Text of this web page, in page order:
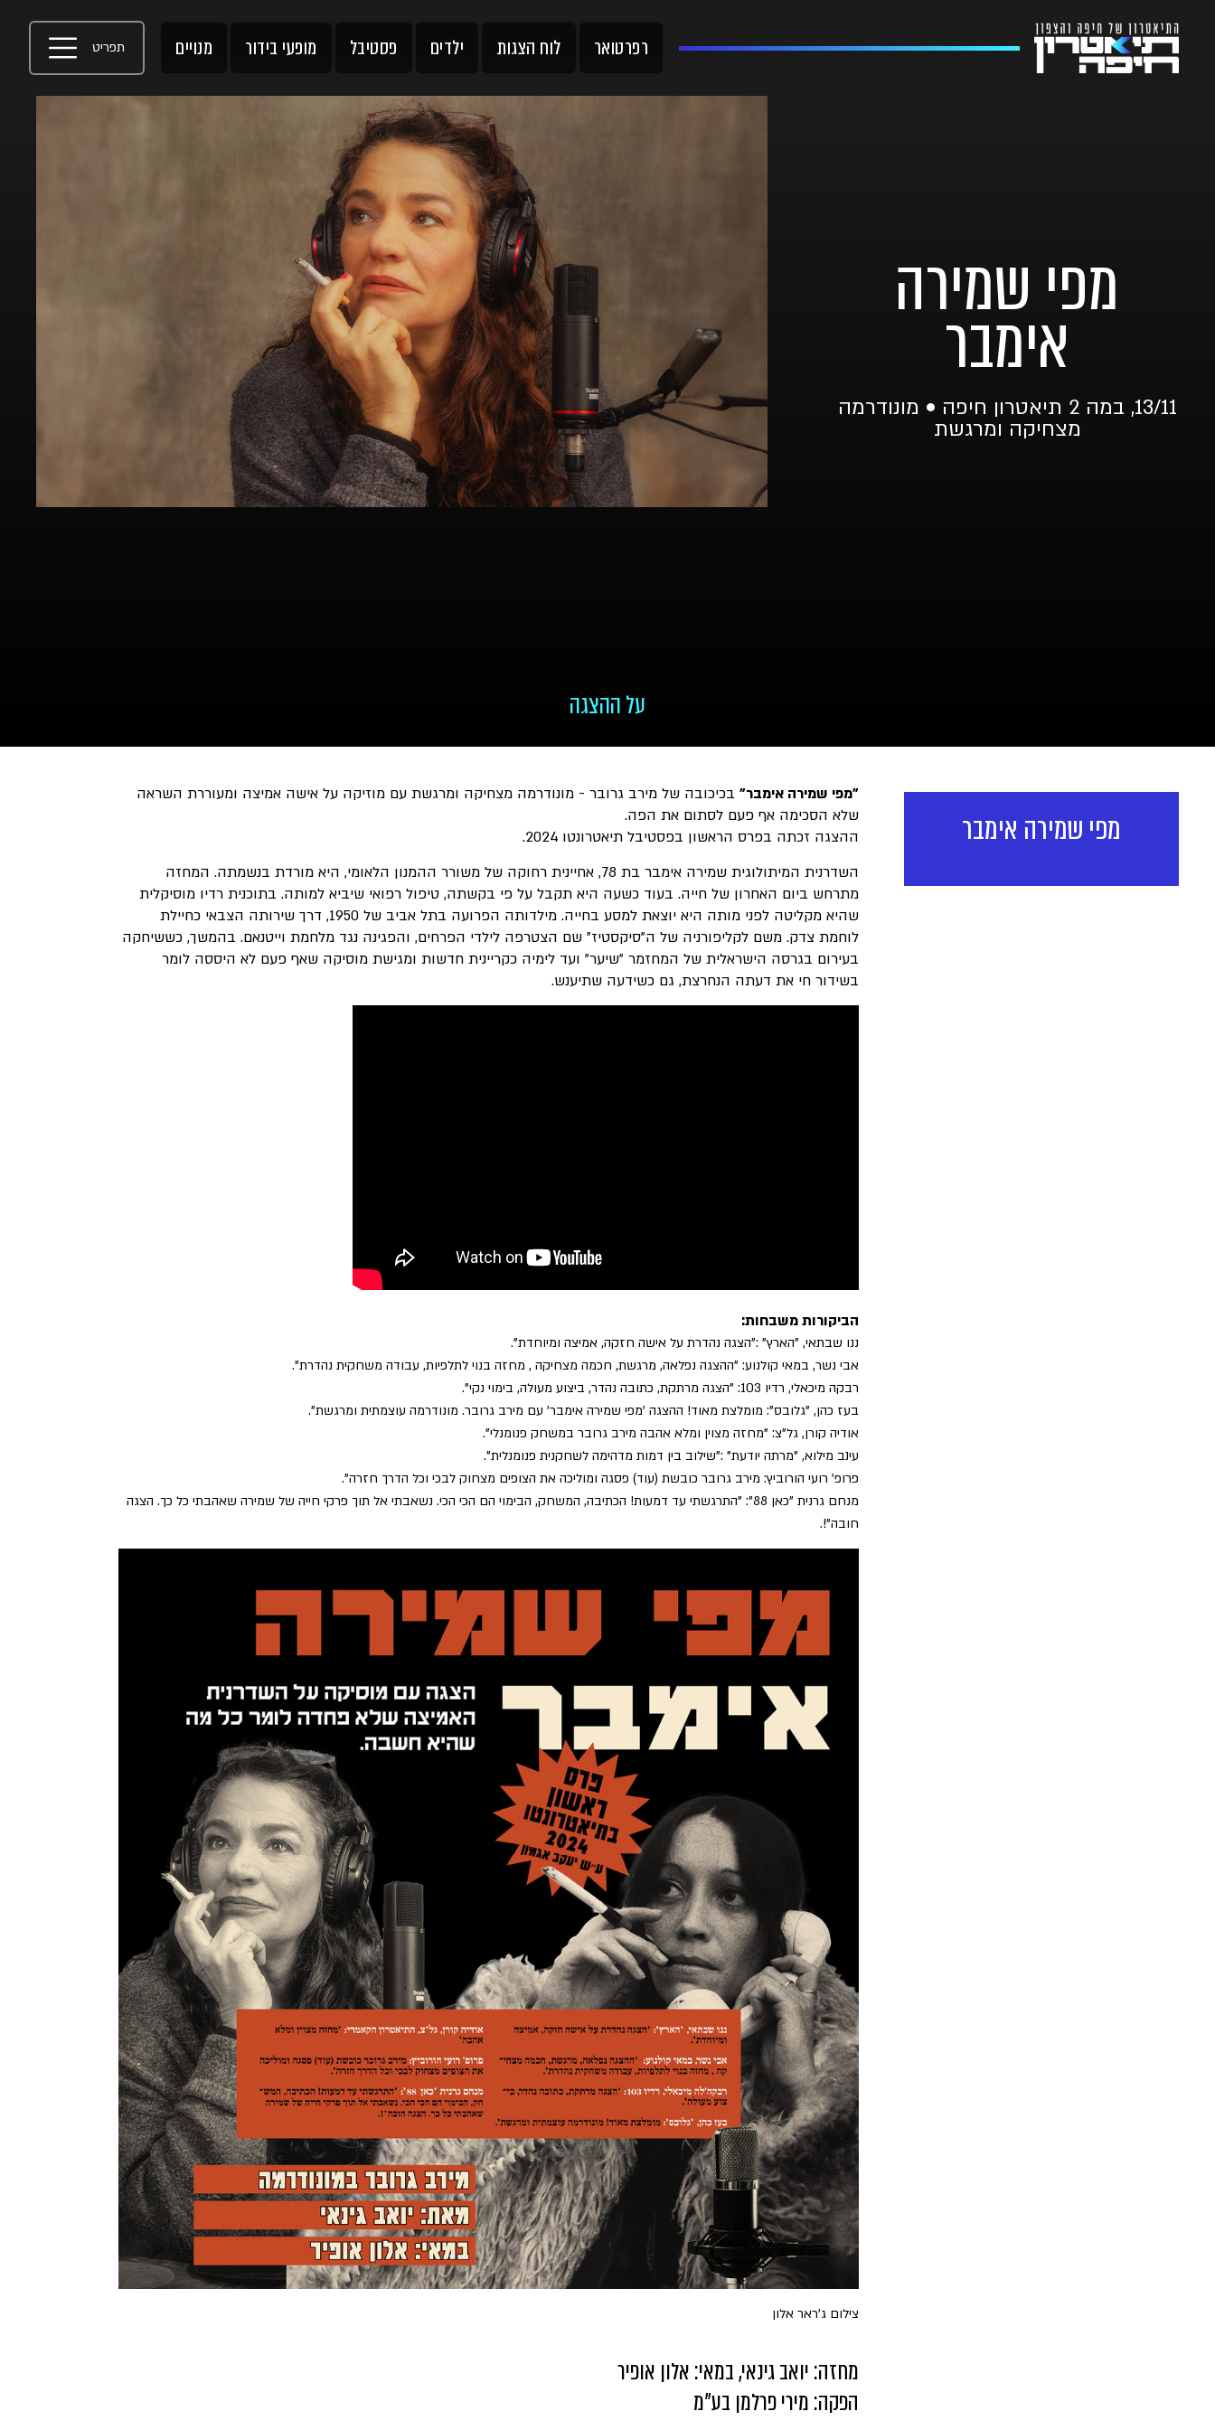
רפרטואר לוח הצגות ילדים פסטיבל מופעי בידור מנויים תפריט
מפי שמירה
אימבר
13/11, במה 2 תיאטרון חיפה • מונודרמה
מצחיקה ומרגשת
על ההצגה
מפי שמירה אימבר
"מפי שמירה אימבר" בכיכובה של מירב גרובר - מונודרמה מצחיקה ומרגשת עם מוזיקה על אישה אמיצה ומעוררת השראה
שלא הסכימה אף פעם לסתום את הפה.
ההצגה זכתה בפרס הראשון בפסטיבל תיאטרונטו 2024.
השדרנית המיתולוגית שמירה אימבר בת 78, אחיינית רחוקה של משורר ההמנון הלאומי, היא מורדת בנשמתה. המחזה
מתרחש ביום האחרון של חייה. בעוד כשעה היא תקבל על פי בקשתה, טיפול רפואי שיביא למותה. בתוכנית רדיו מוסיקלית
שהיא מקליטה לפני מותה היא יוצאת למסע בחייה. מילדותה הפרועה בתל אביב של 1950, דרך שירותה הצבאי כחיילת
לוחמת צדק. משם לקליפורניה של ה"סיקסטיז" שם הצטרפה לילדי הפרחים, והפגינה נגד מלחמת וייטנאם. בהמשך, כששיחקה
בעירום בגרסה הישראלית של המחזמר "שיער" ועד לימיה כקריינית חדשות ומגישת מוסיקה שאף פעם לא היססה לומר
בשידור חי את דעתה הנחרצת, גם כשידעה שתיענש.
הביקורות משבחות:
ננו שבתאי, "הארץ" :"הצגה נהדרת על אישה חזקה, אמיצה ומיוחדת".
אבי נשר, במאי קולנוע: "ההצגה נפלאה, מרגשת, חכמה מצחיקה , מחזה בנוי לתלפיות, עבודה משחקית נהדרת".
רבקה מיכאלי, רדיו 103: "הצגה מרתקת, כתובה נהדר, ביצוע מעולה, בימוי נקי".
בעז כהן, "גלובס": מומלצת מאוד! ההצגה 'מפי שמירה אימבר' עם מירב גרובר. מונודרמה עוצמתית ומרגשת".
אודיה קורן, גל"צ: "מחזה מצוין ומלא אהבה מירב גרובר במשחק פנומנלי".
עינב מילוא, "מרתה יודעת" :"שילוב בין דמות מדהימה לשחקנית פנומנלית".
פרופ' רועי הורוביץ: מירב גרובר כובשת (עוד) פסגה ומוליכה את הצופים מצחוק לבכי וכל הדרך חזרה".
מנחם גרנית "כאן 88": "התרגשתי עד דמעות! הכתיבה, המשחק, הבימוי הם הכי הכי. נשאבתי אל תוך פרקי חייה של שמירה שאהבתי כל כך. הצגה
חובה"!.
צילום ג'ראר אלון
מחזה: יואב גינאי, במאי: אלון אופיר
הפקה: מירי פרלמן בע"מ